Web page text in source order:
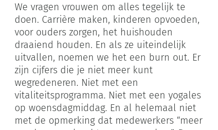
We vragen vrouwen om alles tegelijk te
doen. Carrière maken, kinderen opvoeden,
voor ouders zorgen, het huishouden
draaiend houden. En als ze uiteindelijk
uitvallen, noemen we het een burn out. Er
zijn cijfers die je niet meer kunt
wegredeneren. Niet met een
vitaliteitsprogramma. Niet met een yogales
op woensdagmiddag. En al helemaal niet
met de opmerking dat medewerkers “meer